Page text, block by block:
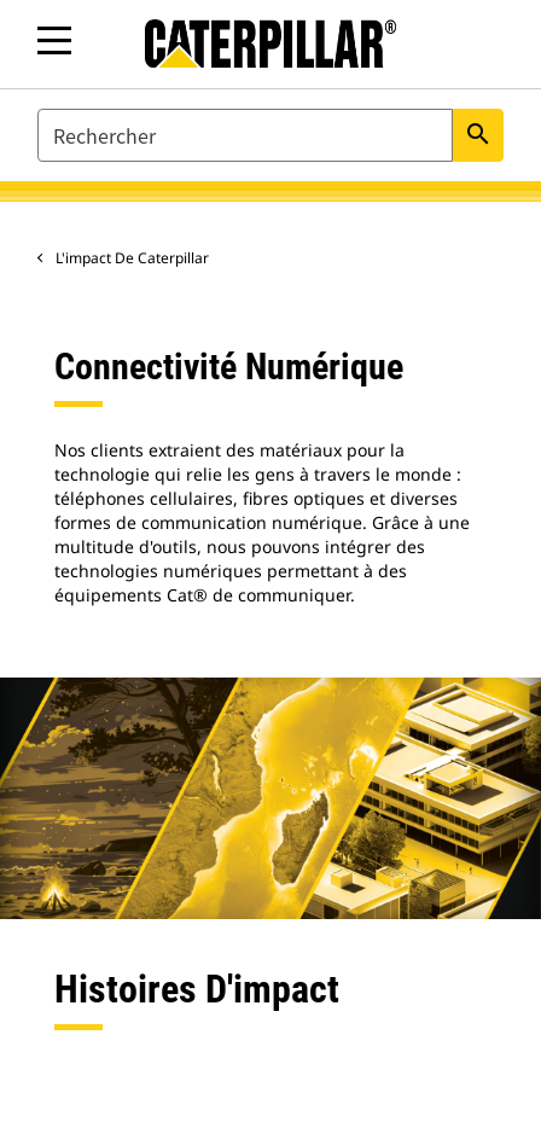
SEARCH search
L'impact De Caterpillar
Connectivité Numérique
Nos clients extraient des matériaux pour la
technologie qui relie les gens à travers le monde :
téléphones cellulaires, fibres optiques et diverses
formes de communication numérique. Grâce à une
multitude d'outils, nous pouvons intégrer des
technologies numériques permettant à des
équipements Cat® de communiquer.
Histoires D'impact